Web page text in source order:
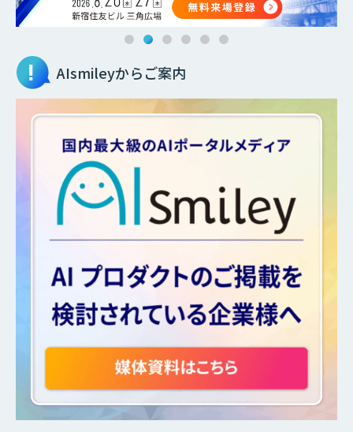
AIsmileyからご案内